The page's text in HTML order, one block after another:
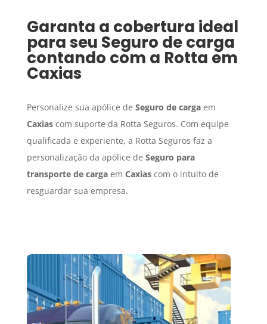
Garanta a cobertura ideal
para seu Seguro de carga
contando com a Rotta em
Caxias
Personalize sua apólice de Seguro de cargaem
Caxiascom suporte da Rotta Seguros. Com equipe
qualificada e experiente, a Rotta Seguros faz a
personalização da apólice de Seguro para
transporte de cargaem Caxiascom o intuito de
resguardar sua empresa.